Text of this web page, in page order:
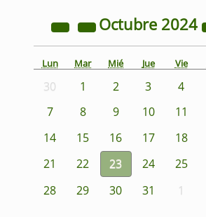
Octubre 2024
Lun Mar Mié Jue Vie
30 1 2 3 4
7
8 9 10 11
14
15 16 17 18
21
22 23 24 25
28
29 30 31 1